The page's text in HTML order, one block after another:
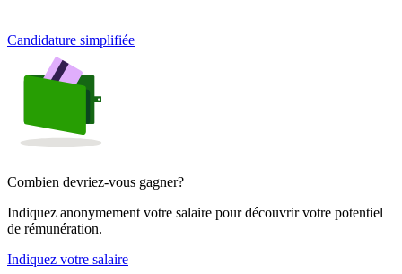
Candidature simplifiée
Combien devriez-vous gagner?
Indiquez anonymement votre salaire pour découvrir votre potentiel
de rémunération.
Indiquez votre salaire